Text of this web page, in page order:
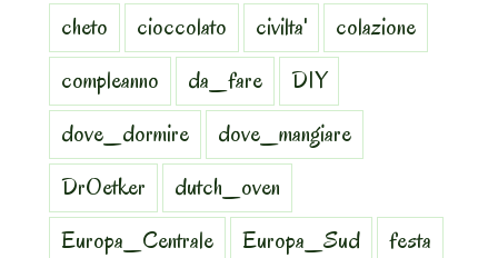
cheto
cioccolato civilta'
colazione
compleanno
da_fare
DIY
dove_dormire
dove_mangiare
DrOetker
dutch_oven
Europa_Centrale
Europa_Sud
festa